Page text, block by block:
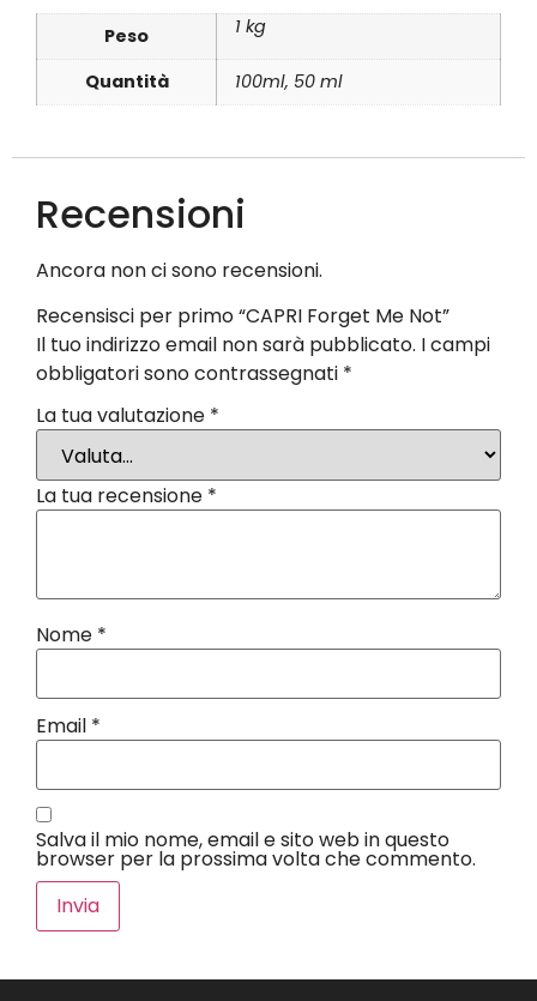
Peso 1 kg
Quantità 100ml, 50 ml
Recensioni
Ancora non ci sono recensioni.
Recensisci per primo “CAPRI Forget Me Not”
Il tuo indirizzo email non sarà pubblicato. I campi
obbligatori sono contrassegnati *
La tua valutazione *
La tua recensione *
Nome *
Email *
Salva il mio nome, email e sito web in questo
browser per la prossima volta che commento.